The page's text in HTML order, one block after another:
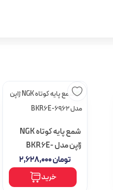
شمع پایه کوتاه NGK
ژاپن مدل BKR6E-
6962
تومان۲,۶۲۸,۰۰۰
خرید